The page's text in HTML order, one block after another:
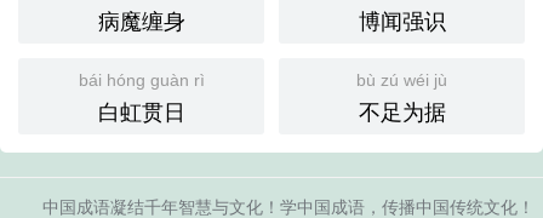
病魔缠身 博闻强识
bái hóng guàn rì
白虹贯日
bù zú wéi jù
不足为据
中国成语凝结千年智慧与文化！学中国成语，传播中国传统文化！